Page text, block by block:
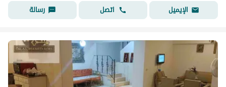
الإيميل
اتصل رسالة